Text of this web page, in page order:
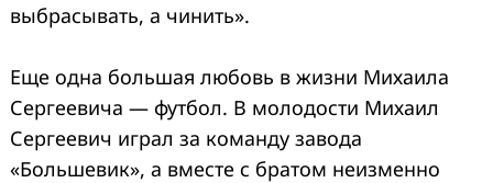
выбрасывать, а чинить».
Еще одна большая любовь в жизни Михаила
Сергеевича — футбол. В молодости Михаил
Сергеевич играл за команду завода
«Большевик», а вместе с братом неизменно